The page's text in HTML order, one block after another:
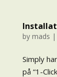
by mads |
Simply
på “1-